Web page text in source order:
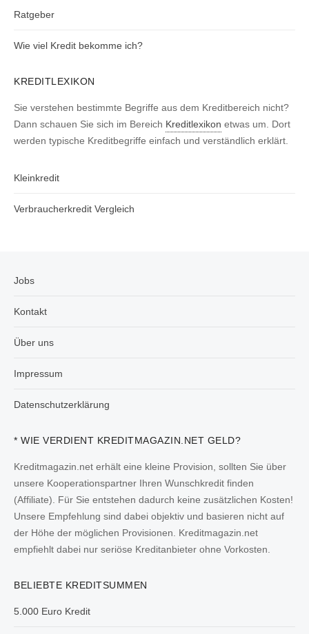
Ratgeber
Wie viel Kredit bekomme ich?
KREDITLEXIKON
Sie verstehen bestimmte Begriffe aus dem Kreditbereich nicht?
Dann schauen Sie sich im Bereich Kreditlexikon etwas um. Dort
werden typische Kreditbegriffe einfach und verständlich erklärt.
Kleinkredit
Verbraucherkredit Vergleich
Jobs
Kontakt
Über uns
Impressum
Datenschutzerklärung
* WIE VERDIENT KREDITMAGAZIN.NET GELD?
Kreditmagazin.net erhält eine kleine Provision, sollten Sie über
unsere Kooperationspartner Ihren Wunschkredit finden
(Affiliate). Für Sie entstehen dadurch keine zusätzlichen Kosten!
Unsere Empfehlung sind dabei objektiv und basieren nicht auf
der Höhe der möglichen Provisionen. Kreditmagazin.net
empfiehlt dabei nur seriöse Kreditanbieter ohne Vorkosten.
BELIEBTE KREDITSUMMEN
5.000 Euro Kredit